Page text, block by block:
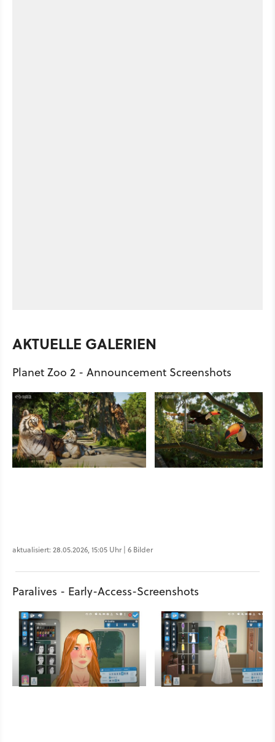
AKTUELLE GALERIEN
Planet Zoo 2 - Announcement Screenshots
aktualisiert: 28.05.2026, 15:05 Uhr | 6 Bilder
Paralives - Early-Access-Screenshots